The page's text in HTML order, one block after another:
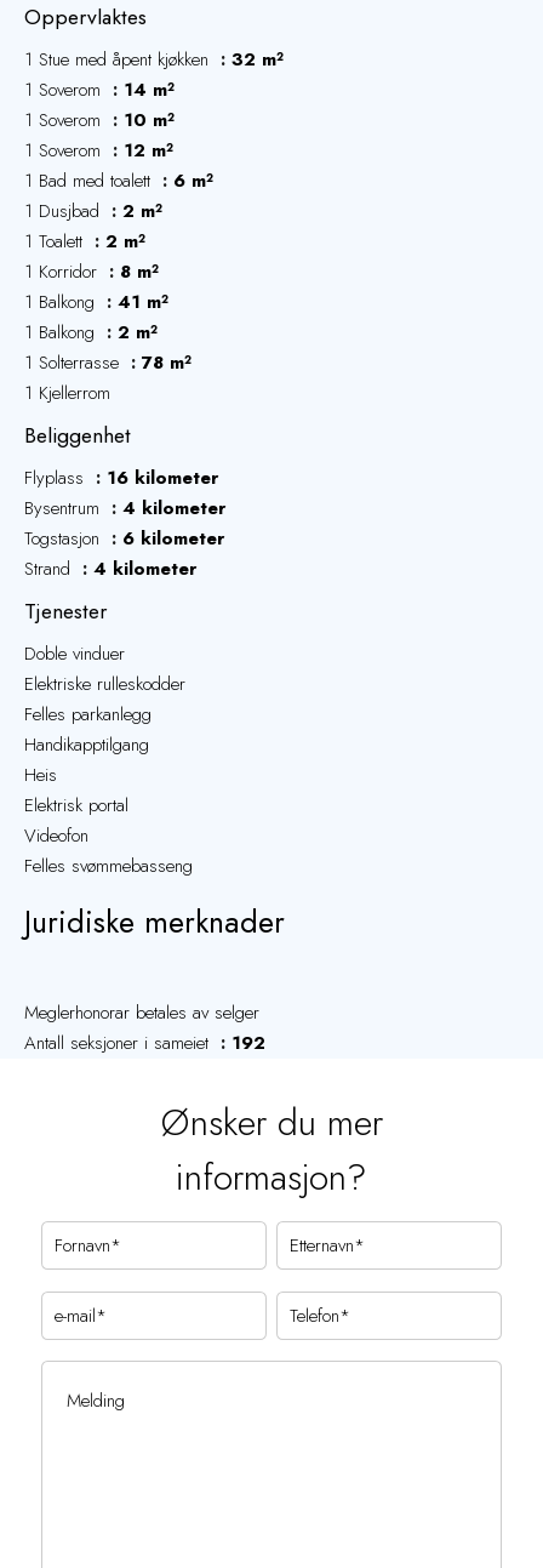
Oppervlaktes
1 Stue med åpent kjøkken
32 m²
1 Soverom
14 m²
1 Soverom
10 m²
1 Soverom
12 m²
1 Bad med toalett
6 m²
1 Dusjbad
2 m²
1 Toalett
2 m²
1 Korridor
8 m²
1 Balkong
41 m²
1 Balkong
2 m²
1 Solterrasse
78 m²
1 Kjellerrom
Beliggenhet
Flyplass
16 kilometer
Bysentrum
4 kilometer
Togstasjon
6 kilometer
Strand
4 kilometer
Tjenester
Doble vinduer
Elektriske rulleskodder
Felles parkanlegg
Handikapptilgang
Heis
Elektrisk portal
Videofon
Felles svømmebasseng
Juridiske merknader
Meglerhonorar betales av selger
Antall seksjoner i sameiet
192
Ønsker du mer
informasjon?